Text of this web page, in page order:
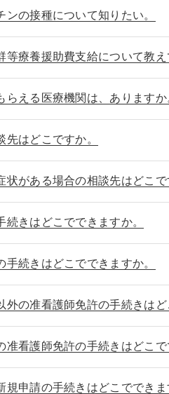
ンの接種について知りたい。
等療養援助費支給について教え
らえる医療機関は、ありますか
はどこですか。
状がある場合の相談先はどこで
続きはどこでできますか。
手続きはどこでできますか。
外の准看護師免許の手続きはど
准看護師免許の手続きはどこで
規申請の手続きはどこでできま